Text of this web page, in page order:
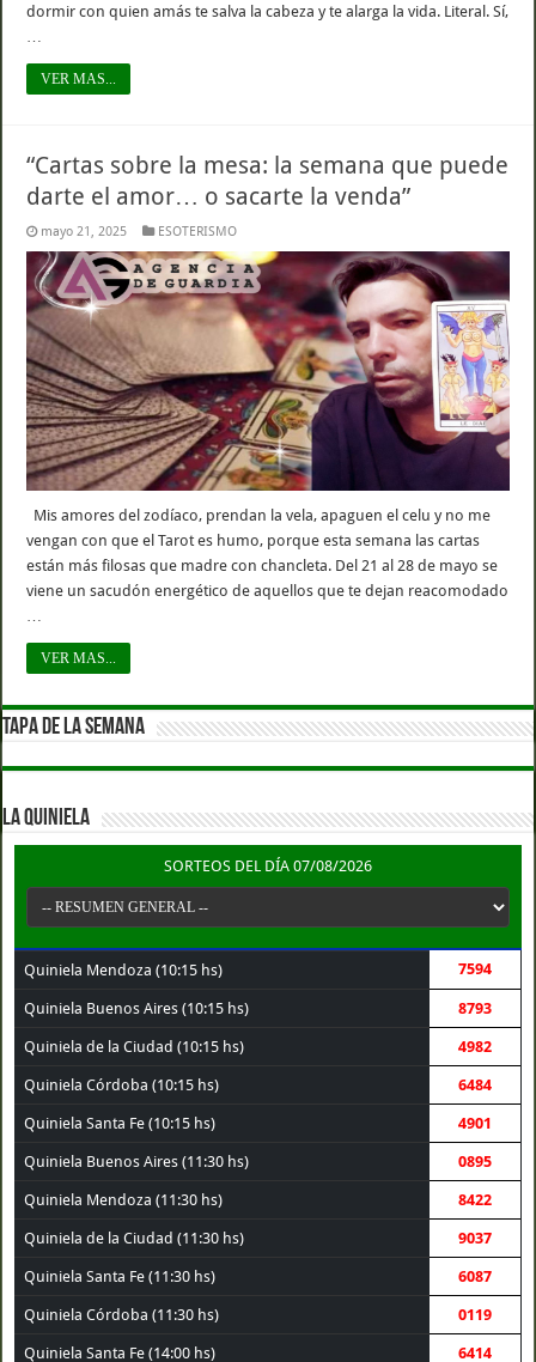
dormir con quien amás te salva la cabeza y te alarga la vida. Literal. Sí,
VER MAS...
“Cartas sobre la mesa: la semana que puede
darte el amor… o sacarte la venda”
mayo 21, 2025 ESOTERISMO
Mis amores del zodíaco, prendan la vela, apaguen el celu y no me
vengan con que el Tarot es humo, porque esta semana las cartas
están más filosas que madre con chancleta. Del 21 al 28 de mayo se
viene un sacudón energético de aquellos que te dejan reacomodado
VER MAS...
TAPA DE LA SEMANA
LA QUINIELA
SORTEOS DEL DÍA 07/08/2026
Quiniela Mendoza (10:15 hs) 7594
Quiniela Buenos Aires (10:15 hs) 8793
Quiniela de la Ciudad (10:15 hs) 4982
Quiniela Córdoba (10:15 hs) 6484
Quiniela Santa Fe (10:15 hs) 4901
Quiniela Buenos Aires (11:30 hs) 0895
Quiniela Mendoza (11:30 hs) 8422
Quiniela de la Ciudad (11:30 hs) 9037
Quiniela Santa Fe (11:30 hs) 6087
Quiniela Córdoba (11:30 hs) 0119
Quiniela Santa Fe (14:00 hs) 6414